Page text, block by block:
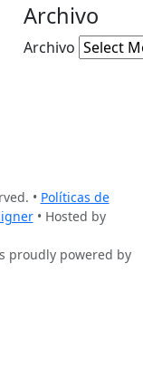
Archivo
Archivo
• Políticas de
• Hosted by
proudly powered by